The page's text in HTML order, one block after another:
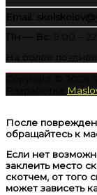
Email:
Пн — Вс: 9:00 –
На более
После
обращайтесь к
Если нет
заклеить место
скотчем, от того
может зависеть